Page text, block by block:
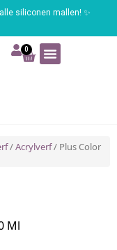
siliconen mallen! ✨
0
/Acrylverf/ Plus Color